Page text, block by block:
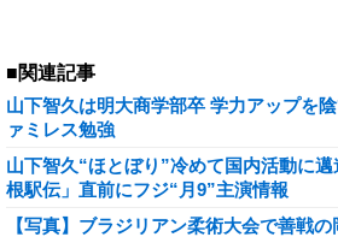
■関連記事
山下智久は明大商学部卒 学力アップを
ァミレス勉強
山下智久“ほとぼり”冷めて国内活動に
根駅伝」直前にフジ“月9”主演情報
【写真】ブラジリアン柔術大会で善戦